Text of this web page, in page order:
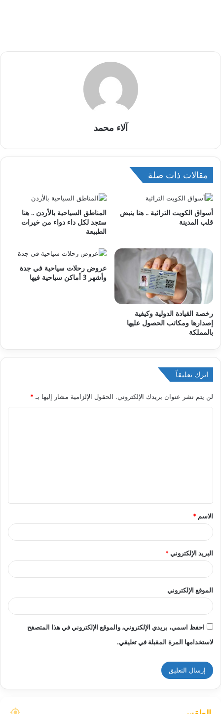
آلاء محمد
مقالات ذات صلة
أسواق الكويت التراثية .. هنا ينبض
قلب المدينة
المناطق السياحية بالأردن .. هنا
ستجد لكل داء دواء من خيرات
الطبيعة
رخصة القيادة الدولية وكيفية
إصدارها ومكاتب الحصول عليها
بالمملكة
عروض رحلات سياحية في جدة
وأشهر 3 أماكن سياحية فيها
اترك تعليقاً
لن يتم نشر عنوان بريدك الإلكتروني. الحقول الإلزامية مشار إليها بـ *
ق
*
الاسم *
البريد الإلكتروني*
الموقع الإلكتروني
احفظ اسمي، بريدي الإلكتروني، والموقع الإلكتروني في هذا المتصفح
لاستخدامها المرة المقبلة في تعليقي.